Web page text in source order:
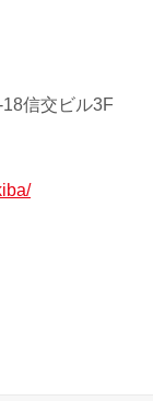
信交ビル3F